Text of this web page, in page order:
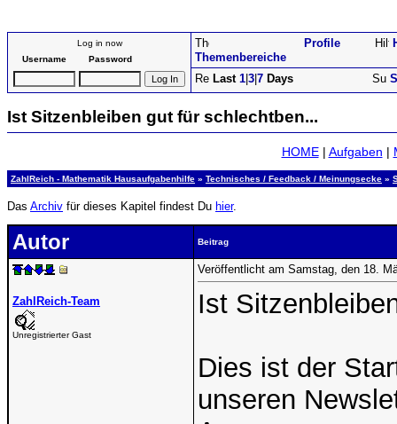
Log in now
Username
Password Themenbereiche
Profile
Last 1 3 7 Days
Ist Sitzenbleiben gut für schlechtben...
HOME| Aufgaben |
ZahlReich - Mathematik Hausaufgabenhilfe » Technisches / Feedback / Meinungsecke »
Das Archiv für dieses Kapitel findest Du hier.
Autor Beitrag
ZahlReich-Team
Unregistrierter Gast
Veröffentlicht am Samstag, den 18.
Ist
Dies ist der
unseren